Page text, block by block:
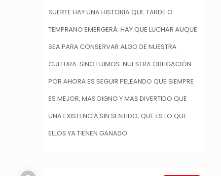
SUERTE HAY UNA HISTORIA QUE TARDE O
TEMPRANO EMERGERÁ. HAY QUE LUCHAR AUQUE
SEA PARA CONSERVAR ALGO DE NUESTRA
CULTURA. SINO FUIMOS. NUESTRA OBLIGACIÓN
POR AHORA ES SEGUIR PELEANDO QUE SIEMPRE
ES MEJOR, MAS DIGNO Y MAS DIVERTIDO QUE
UNA EXISTENCIA SIN SENTIDO, QUE ES LO QUE
ELLOS YA TIENEN GANADO